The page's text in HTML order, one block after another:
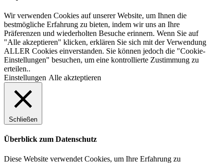
Wir verwenden Cookies auf unserer Website, um Ihnen die
bestmögliche Erfahrung zu bieten, indem wir uns an Ihre
Präferenzen und wiederholten Besuche erinnern. Wenn Sie auf
"Alle akzeptieren" klicken, erklären Sie sich mit der Verwendung
ALLER Cookies einverstanden. Sie können jedoch die "Cookie-
Einstellungen" besuchen, um eine kontrollierte Zustimmung zu
erteilen..
Einstellungen Alle akzteptieren
Schließen
Überblick zum Datenschutz
Diese Website verwendet Cookies, um Ihre Erfahrung zu